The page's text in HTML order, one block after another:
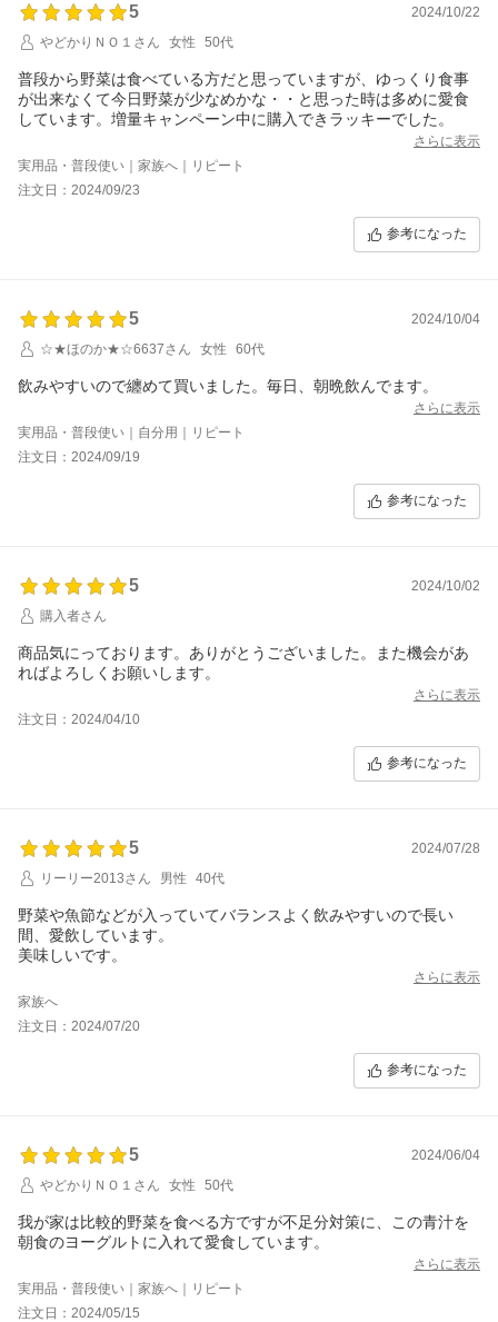
5
2024/10/22
やどかりＮＯ１さん
女性 50代
普段から野菜は食べている方だと思っていますが、ゆっくり食事
が出来なくて今日野菜が少なめかな・・と思った時は多めに愛食
しています。増量キャンペーン中に購入できラッキーでした。
さらに表示
実用品・普段使い｜家族へ｜リピート
注文日：2024/09/23
参考になった
5
2024/10/04
☆★ほのか★☆6637さん
女性 60代
飲みやすいので纏めて買いました。毎日、朝晩飲んでます。
さらに表示
実用品・普段使い｜自分用｜リピート
注文日：2024/09/19
参考になった
5
2024/10/02
購入者さん
商品気にっております。ありがとうございました。また機会があ
ればよろしくお願いします。
さらに表示
注文日：2024/04/10
参考になった
5
2024/07/28
リーリー2013さん
男性 40代
野菜や魚節などが入っていてバランスよく飲みやすいので長い
間、愛飲しています。
美味しいです。
さらに表示
家族へ
注文日：2024/07/20
参考になった
5
2024/06/04
やどかりＮＯ１さん
女性 50代
我が家は比較的野菜を食べる方ですが不足分対策に、この青汁を
朝食のヨーグルトに入れて愛食しています。
さらに表示
実用品・普段使い｜家族へ｜リピート
注文日：2024/05/15